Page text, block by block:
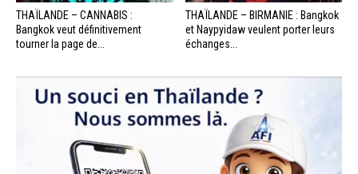
THAÏLANDE – CANNABIS :
Bangkok veut définitivement
tourner la page de...
THAÏLANDE – BIRMANIE : Bangkok
et Naypyidaw veulent porter leurs
échanges...